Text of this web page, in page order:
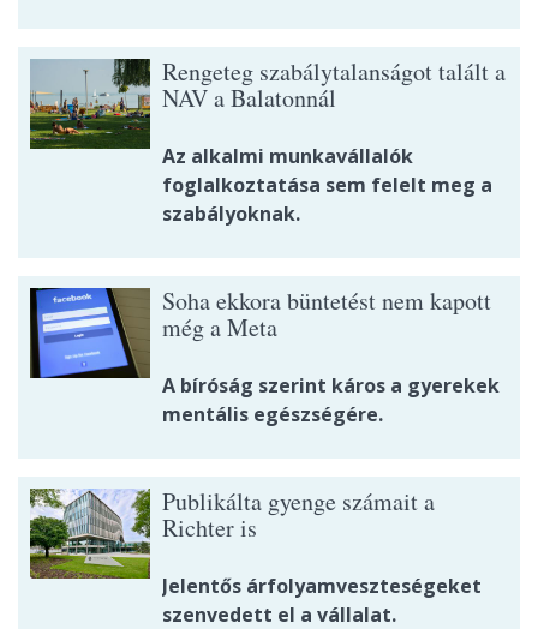
Rengeteg szabálytalanságot talált a
NAV a Balatonnál
Az alkalmi munkavállalók
foglalkoztatása sem felelt meg a
szabályoknak.
Soha ekkora büntetést nem kapott
még a Meta
A bíróság szerint káros a gyerekek
mentális egészségére.
Publikálta gyenge számait a
Richter is
Jelentős árfolyamveszteségeket
szenvedett el a vállalat.